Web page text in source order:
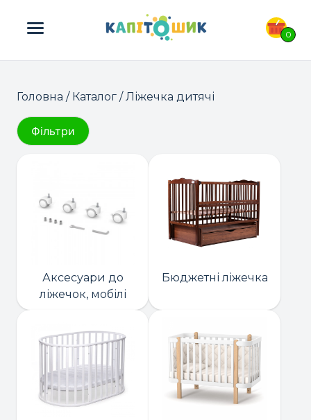
0
ПОШУК ТОВАРІВ:
Головна / Каталог / Ліжечка дитячі
Фільтри
Аксесуари до
ліжечок, мобілі
Бюджетні ліжечка